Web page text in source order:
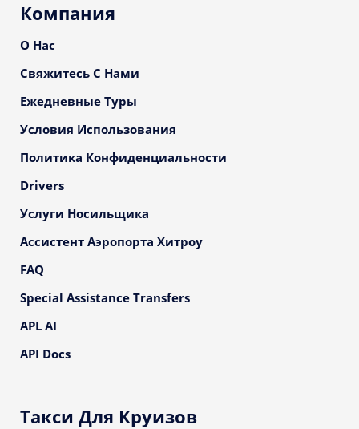
Компания
О Нас
Свяжитесь С Нами
Ежедневные Туры
Условия Использования
Политика Конфиденциальности
Drivers
Услуги Носильщика
Ассистент Аэропорта Хитроу
FAQ
Special Assistance Transfers
APL AI
API Docs
Такси Для Круизов